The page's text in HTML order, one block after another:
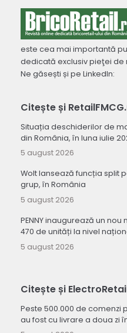
este cea mai importantă
dedicată exclusiv pieţei de
Ne găsești și pe LinkedIn:
Citește și
Situația deschiderilor de
din România, în luna iulie
5 august 2026
Wolt lansează funcția split
grup, în România
5 august 2026
PENNY inaugurează un
470 de unități la nivel
5 august 2026
Citește și
Peste 500.000 de comenzi
au fost cu livrare a doua zi